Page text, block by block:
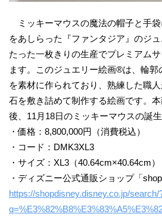
ミッキーマウスの魔法の帽子と手
をあしらった『ファンタジア』のジ
たった一枚きりの生産でプレミアム
ます。このジュエリー絵画®︎は、輪
を素材に作られており、熟練した職
石を敷き詰めて制作する絵画です。
後、11月18日のミッキーマウスの誕
・価格：8,800,000円（消費税込）
・コード：DMK3XL3
・サイズ：XL3（40.64cm×40.64cm）
・ディズニー公式通販ショップ「
https://shopdisney.disney.co.jp/search/